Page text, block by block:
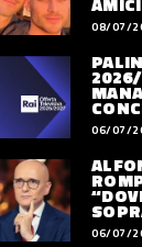
08/07/
06/07/
06/07/